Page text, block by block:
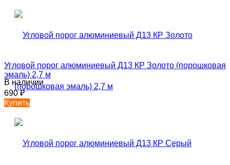
Угловой порог алюминиевый Д13 КР Золото (порошковая
эмаль) 2,7 м
В наличии
690₽
Купить